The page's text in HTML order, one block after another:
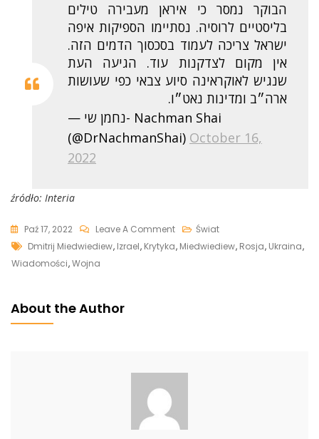
הבוקר נמסר כי איראן מעבירה טילים
בליסטיים לרוסיה. נסתיימו הספיקות איפה
ישראל צריכה לעמוד בסכסוך הדמים הזה.
אין מקום לצדקנות עוד. הגיעה העת
שנגיש לאוקראינה סיוע צבאי כפי שעושות
ארה״ב ומדינות נאט״ו.
— נחמן שי- Nachman Shai
(@DrNachmanShai) October 16,
2022
źródło: Interia
Paź 17, 2022 Leave A CommentOn
Miedwiediew
Świat
Tags
Dmitrij Miedwiediew, Izrael, Krytyka, Miedwiediew, Rosja, Ukraina,
Wiadomości,Wojna
About the Author